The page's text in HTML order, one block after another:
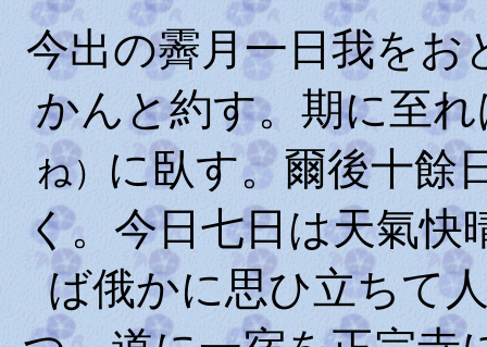
今出の霽月一日我を
かんと約す。期に至
ね）
に臥す。爾後十餘
く。今日七日は天氣
ば俄かに思ひ立ちて